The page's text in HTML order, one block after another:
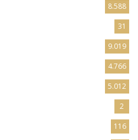
8.588
31
9.019
4.766
5.012
2
116